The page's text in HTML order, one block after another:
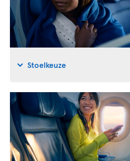
Stoelkeuze